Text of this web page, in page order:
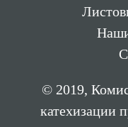
© 2019,
катехизации